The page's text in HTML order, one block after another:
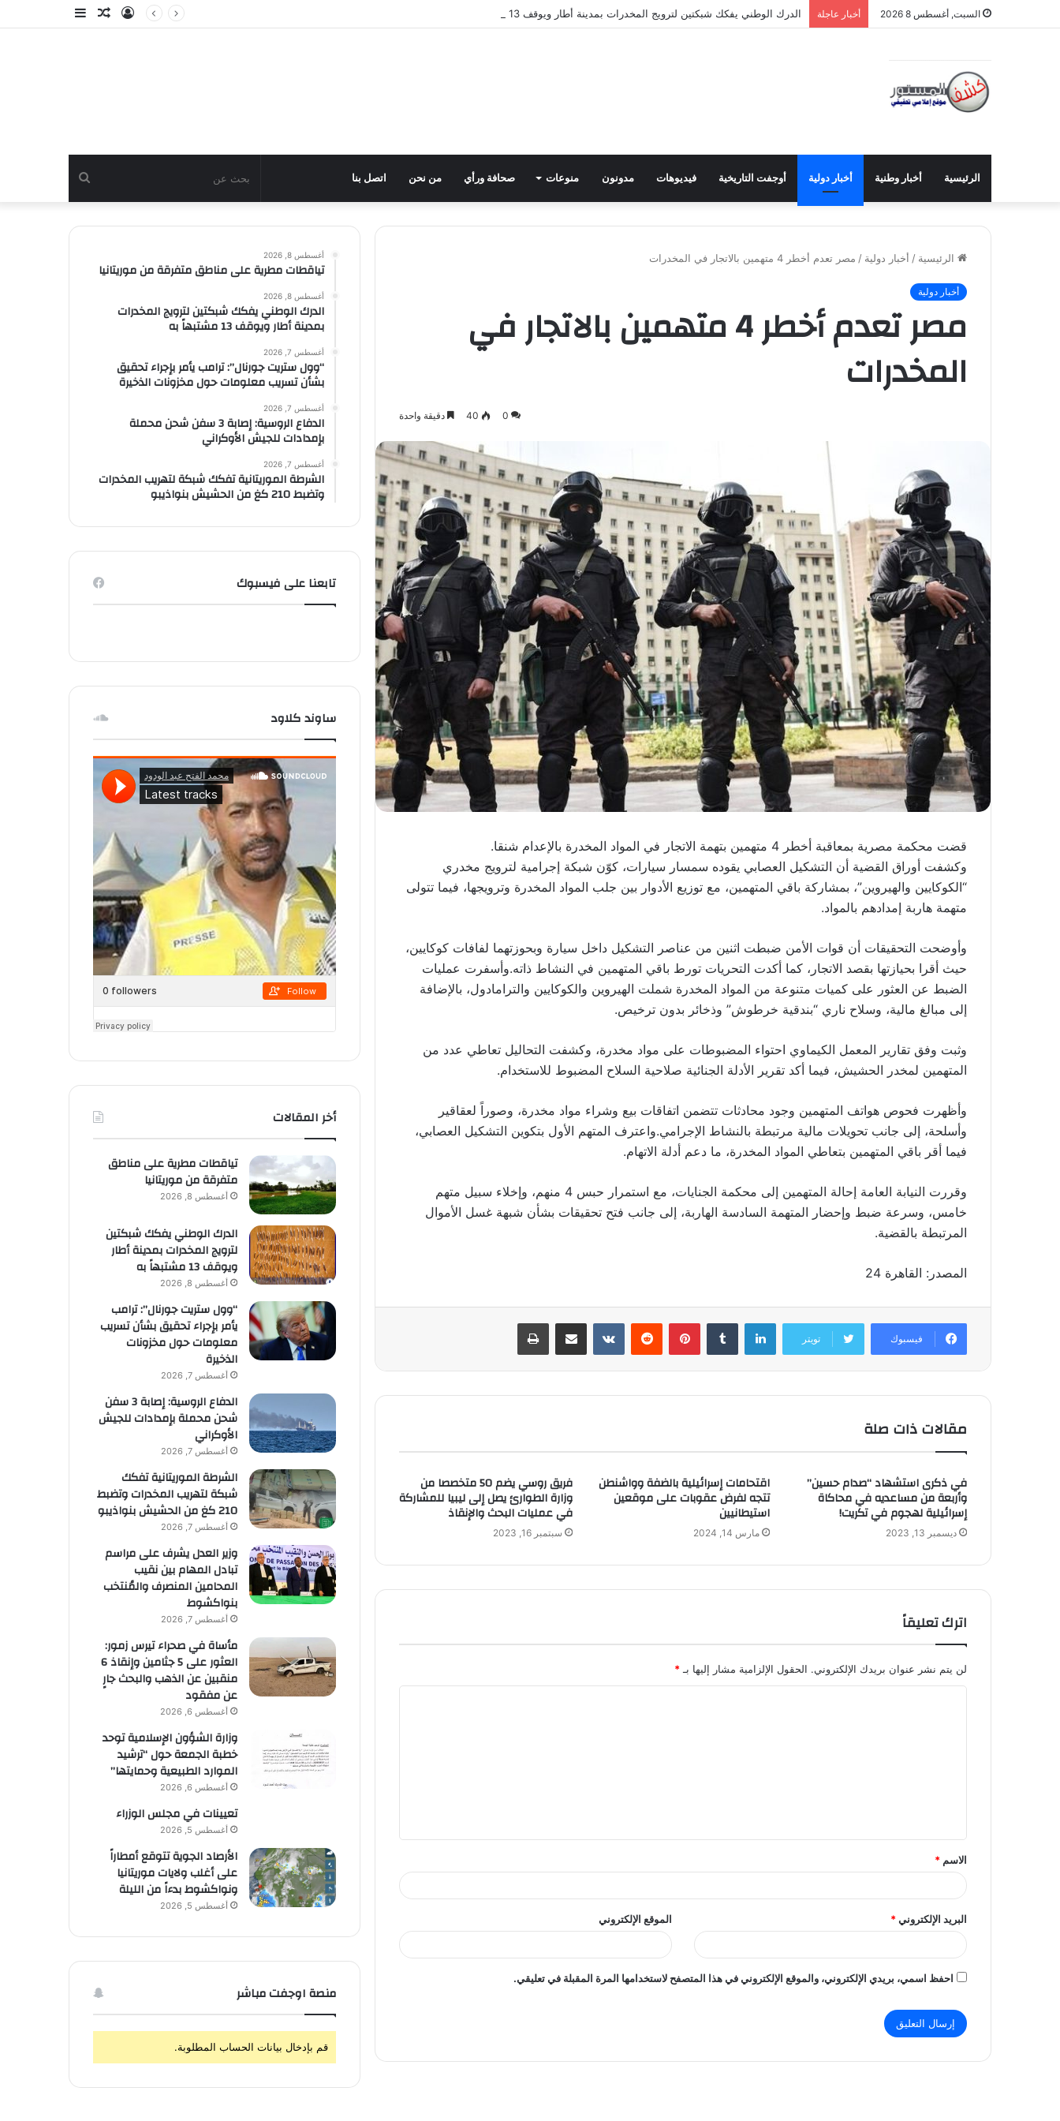
السبت, أغسطس 8 2026 أخبار عاجلة الدرك الوطني يفكك شبكتين لترويج المخدرات بمدينة أطار ويوقف 13 مشتبهاً به
إضافةمقالتسجيل
الرئيسية أخبار وطنية أخبار دولية أوجفت التاريخية فيديوهات مدونون منوعات صحافة ورأي من نحن اتصل بنا بحث
عن
الرئيسية / أخبار دولية / مصر تعدم أخطر 4 متهمين بالاتجار في المخدرات
أخبار دولية
مصر تعدم أخطر 4 متهمين بالاتجار في
المخدرات
0
40 دقيقة واحدة
قضت محكمة مصرية بمعاقبة أخطر 4 متهمين بتهمة الاتجار في المواد المخدرة بالإعدام شنقا.
وكشفت أوراق القضية أن التشكيل العصابي يقوده سمسار سيارات، كوّن شبكة إجرامية لترويج مخدري
“الكوكايين والهيروين”، بمشاركة باقي المتهمين، مع توزيع الأدوار بين جلب المواد المخدرة وترويجها، فيما تتولى
متهمة هاربة إمدادهم بالمواد.
وأوضحت التحقيقات أن قوات الأمن ضبطت اثنين من عناصر التشكيل داخل سيارة وبحوزتهما لفافات كوكايين،
حيث أقرا بحيازتها بقصد الاتجار، كما أكدت التحريات تورط باقي المتهمين في النشاط ذاته.وأسفرت عمليات
الضبط عن العثور على كميات متنوعة من المواد المخدرة شملت الهيروين والكوكايين والترامادول، بالإضافة
إلى مبالغ مالية، وسلاح ناري “بندقية خرطوش” وذخائر بدون ترخيص.
وثبت وفق تقارير المعمل الكيماوي احتواء المضبوطات على مواد مخدرة، وكشفت التحاليل تعاطي عدد من
المتهمين لمخدر الحشيش، فيما أكد تقرير الأدلة الجنائية صلاحية السلاح المضبوط للاستخدام.
وأظهرت فحوص هواتف المتهمين وجود محادثات تتضمن اتفاقات بيع وشراء مواد مخدرة، وصوراً لعقاقير
وأسلحة، إلى جانب تحويلات مالية مرتبطة بالنشاط الإجرامي.واعترف المتهم الأول بتكوين التشكيل العصابي،
فيما أقر باقي المتهمين بتعاطي المواد المخدرة، ما دعم أدلة الاتهام.
وقررت النيابة العامة إحالة المتهمين إلى محكمة الجنايات، مع استمرار حبس 4 منهم، وإخلاء سبيل متهم
خامس، وسرعة ضبط وإحضار المتهمة السادسة الهاربة، إلى جانب فتح تحقيقات بشأن شبهة غسل الأموال
المرتبطة بالقضية.
المصدر: القاهرة 24
فيسبوك تويتر
لينكدإن بينتيريست مشاركة عبر البريد طباعة
مقالات ذات صلة
في ذكرى استشهاد “صدام حسين”
وأربعة من مساعديه في محاكاة
إسرائيلية لهجوم في تكريت!
ديسمبر 13, 2023
اقتحامات إسرائيلية بالضفة وواشنطن
تتجه لفرض عقوبات على موقعين
استيطانيين
مارس 14, 2024
فريق روسي يضم 50 متخصصا من
وزارة الطوارئ يصل إلى ليبيا للمشاركة
في عمليات البحث والإنقاذ
سبتمبر 16, 2023
اترك تعليقاً
لن يتم نشر عنوان بريدك الإلكتروني. الحقول الإلزامية مشار إليها بـ *
ق
*
الاسم *
البريد الإلكتروني* الموقع الإلكتروني
احفظ اسمي، بريدي الإلكتروني، والموقع الإلكتروني في هذا المتصفح لاستخدامها المرة المقبلة في تعليقي.
أغسطس 8, 2026
تياقطات مطرية على مناطق متفرقة من موريتانيا
أغسطس 8, 2026
الدرك الوطني يفكك شبكتين لترويج المخدرات
بمدينة أطار ويوقف 13 مشتبهاً به
أغسطس 7, 2026
“وول ستريت جورنال”: ترامب يأمر بإجراء تحقيق
بشأن تسريب معلومات حول مخزونات الذخيرة
أغسطس 7, 2026
الدفاع الروسية: إصابة 3 سفن شحن محملة
بإمدادات للجيش الأوكراني
أغسطس 7, 2026
الشرطة الموريتانية تفكك شبكة لتهريب المخدرات
وتضبط 210 كغ من الحشيش بنواذيبو
تابعنا على فيسبوك
ساوند كلاود
أخر المقالات
تياقطات مطرية على مناطق
متفرقة من موريتانيا
أغسطس 8, 2026
الدرك الوطني يفكك شبكتين
لترويج المخدرات بمدينة أطار
ويوقف 13 مشتبهاً به
أغسطس 8, 2026
“وول ستريت جورنال”: ترامب
يأمر بإجراء تحقيق بشأن تسريب
معلومات حول مخزونات
الذخيرة
أغسطس 7, 2026
الدفاع الروسية: إصابة 3 سفن
شحن محملة بإمدادات للجيش
الأوكراني
أغسطس 7, 2026
الشرطة الموريتانية تفكك
شبكة لتهريب المخدرات وتضبط
210 كغ من الحشيش بنواذيبو
أغسطس 7, 2026
وزير العدل يشرف على مراسم
تبادل المهام بين نقيب
المحامين المنصرف والمُنتخب
بنواكشوط
أغسطس 7, 2026
مأساة في صحراء تيرس زمور:
العثور على 5 جثامين وإنقاذ 6
منقبين عن الذهب والبحث جارٍ
عن مفقود
أغسطس 6, 2026
وزارة الشؤون الإسلامية توحد
خطبة الجمعة حول “ترشيد
الموارد الطبيعية وحمايتها”
أغسطس 6, 2026
تعيينات في مجلس الوزراء
أغسطس 5, 2026
الأرصاد الجوية تتوقع أمطاراً
على أغلب ولايات موريتانيا
ونواكشوط بدءاً من الليلة
أغسطس 5, 2026
منصة اوجفت مباشر
قم بإدخال بيانات الحساب المطلوبة.